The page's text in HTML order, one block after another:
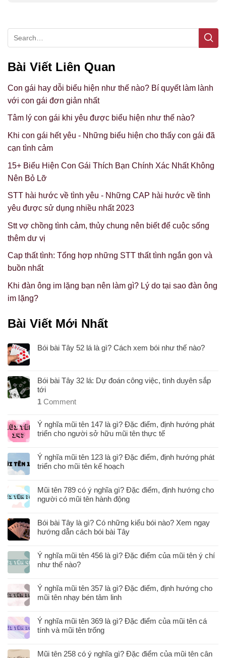
Bài Viết Liên Quan
Con gái hay dỗi biểu hiện như thế nào? Bí quyết làm lành
với con gái đơn giản nhất
Tâm lý con gái khi yêu được biểu hiện như thế nào?
Khi con gái hết yêu - Những biểu hiện cho thấy con gái đã
cạn tình cảm
15+ Biểu Hiện Con Gái Thích Bạn Chính Xác Nhất Không
Nên Bỏ Lỡ
STT hài hước về tình yêu - Những CAP hài hước về tình
yêu được sử dụng nhiều nhất 2023
Stt vợ chồng tình cảm, thủy chung nên biết để cuộc sống
thêm dư vị
Cap thất tình: Tổng hợp những STT thất tình ngắn gọn và
buồn nhất
Khi đàn ông im lặng bạn nên làm gì? Lý do tại sao đàn ông
im lặng?
Bài Viết Mới Nhất
Bói bài Tây 52 lá là gì? Cách xem bói như thế nào?
Bói bài Tây 32 lá: Dự đoán công việc, tình duyên sắp
tới
1 Comment
Ý nghĩa mũi tên 147 là gì? Đặc điểm, định hướng phát
triển cho người sở hữu mũi tên thực tế
Ý nghĩa mũi tên 123 là gì? Đặc điểm, định hướng phát
triển cho mũi tên kế hoạch
Mũi tên 789 có ý nghĩa gì? Đặc điểm, định hướng cho
người có mũi tên hành động
Bói bài Tây là gì? Có những kiểu bói nào? Xem ngay
hướng dẫn cách bói bài Tây
Ý nghĩa mũi tên 456 là gì? Đặc điểm của mũi tên ý chí
như thế nào?
Ý nghĩa mũi tên 357 là gì? Đặc điểm, định hướng cho
mũi tên nhạy bén tâm linh
Ý nghĩa mũi tên 369 là gì? Đặc điểm của mũi tên cá
tính và mũi tên trống
Mũi tên 258 có ý nghĩa gì? Đặc điểm của mũi tên cân